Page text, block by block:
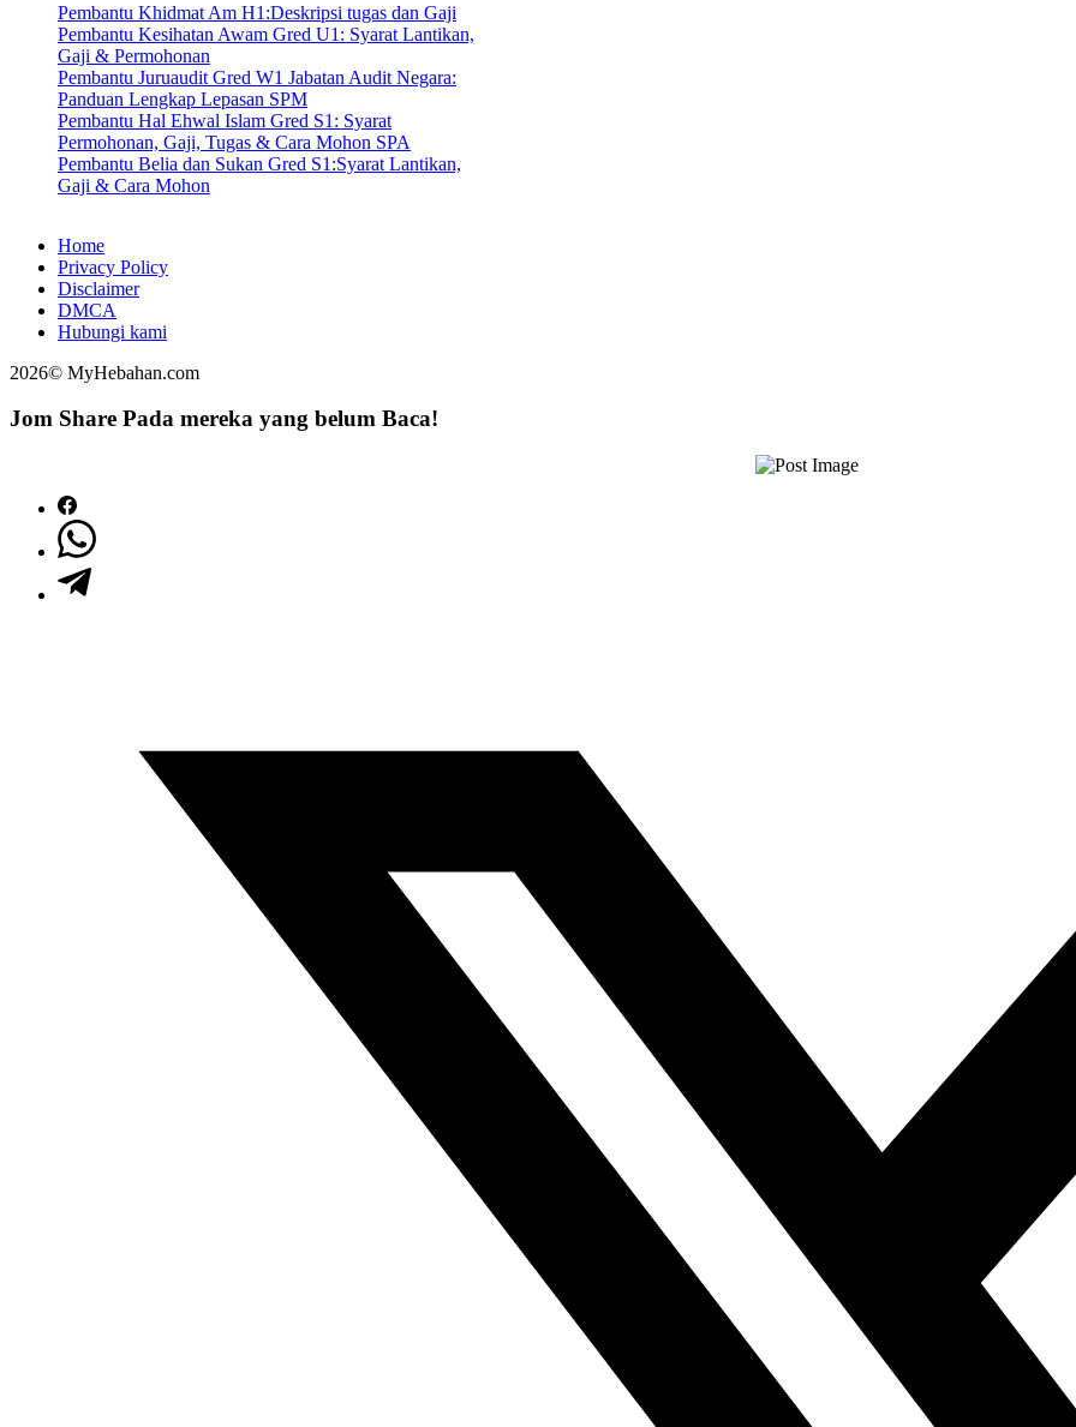
Pembantu Khidmat Am H1:Deskripsi tugas dan Gaji
Pembantu Kesihatan Awam Gred U1: Syarat Lantikan,
Gaji & Permohonan
Pembantu Juruaudit Gred W1 Jabatan Audit Negara:
Panduan Lengkap Lepasan SPM
Pembantu Hal Ehwal Islam Gred S1: Syarat
Permohonan, Gaji, Tugas & Cara Mohon SPA
Pembantu Belia dan Sukan Gred S1:Syarat Lantikan,
Gaji & Cara Mohon
Home
Privacy Policy
Disclaimer
DMCA
Hubungi kami
2026© MyHebahan.com
Jom Share Pada mereka yang belum Baca!